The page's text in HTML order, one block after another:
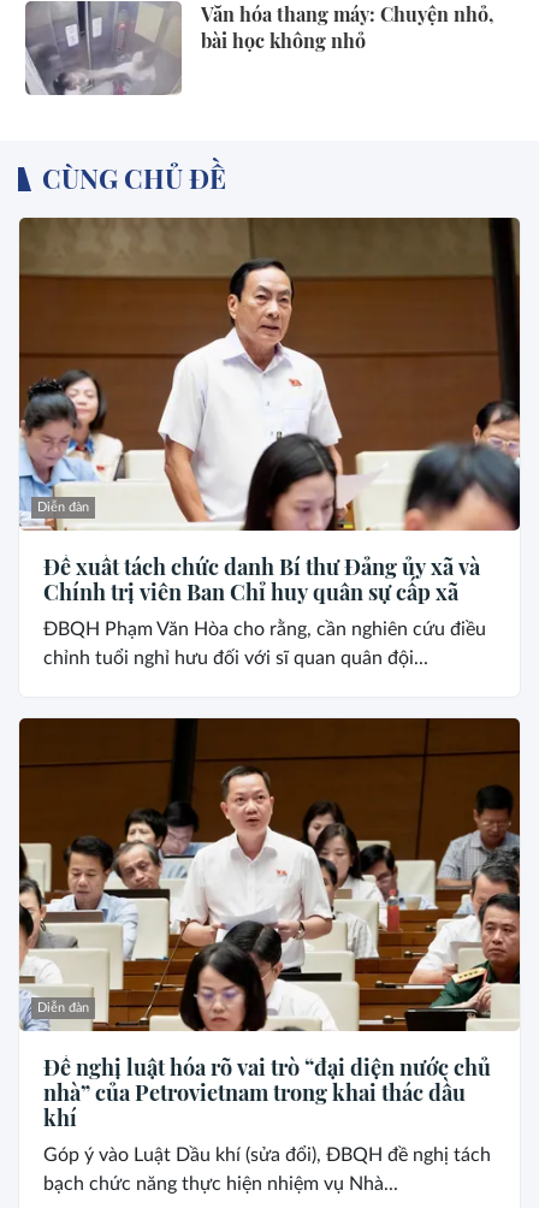
Văn hóa thang máy: Chuyện nhỏ,
bài học không nhỏ
CÙNG CHỦ ĐỀ
Diễn đàn
Đề xuất tách chức danh Bí thư Đảng ủy xã và
Chính trị viên Ban Chỉ huy quân sự cấp xã
ĐBQH Phạm Văn Hòa cho rằng, cần nghiên cứu điều
chỉnh tuổi nghỉ hưu đối với sĩ quan quân đội...
Diễn đàn
Đề nghị luật hóa rõ vai trò “đại diện nước chủ
nhà” của Petrovietnam trong khai thác dầu
khí
Góp ý vào Luật Dầu khí (sửa đổi), ĐBQH đề nghị tách
bạch chức năng thực hiện nhiệm vụ Nhà...